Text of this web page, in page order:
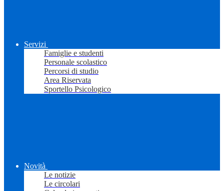
Servizi
Famiglie e studenti
Personale scolastico
Percorsi di studio
Area Riservata
Sportello Psicologico
Novità
Le notizie
Le circolari